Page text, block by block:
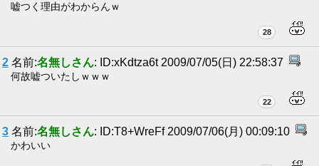
嘘つく理由がわからんｗ
28
2 名前:名無しさん: ID:xKdtza6t 2009/07/05(日) 22:58:37
何故嘘ついたしｗｗｗ
22
3 名前:名無しさん: ID:T8+WreFf 2009/07/06(月) 00:09:10
かわいい